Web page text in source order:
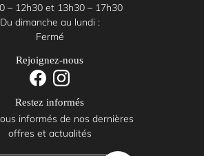
– 12h30 et 13h30 – 17h30
Du dimanche au lundi :
Fermé
Rejoignez-nous
Restez informés
informés de nos dernières
offres et actualités